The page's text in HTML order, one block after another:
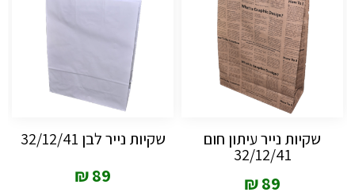
שקיות נייר עיתון חום
32/12/41
89
₪
שקיות נייר לבן 32/12/41
89
₪